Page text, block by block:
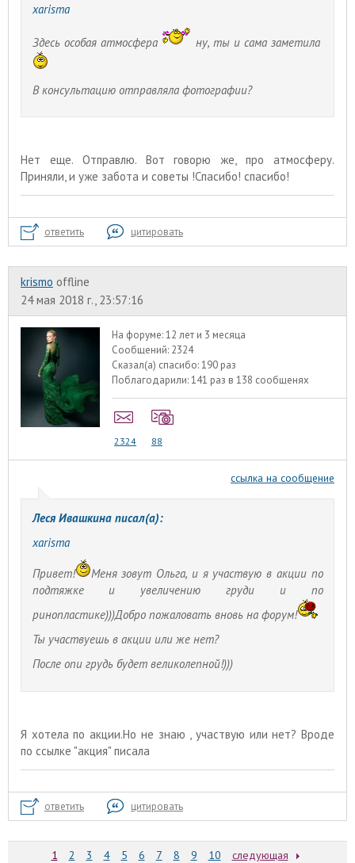
xarisma
Здесь особая атмосфера ну, ты и сама заметила
В консультацию отправляла фотографии?
Нет еще. Отправлю. Вот говорю же, про атмосферу.
Приняли, и уже забота и советы !Спасибо! спасибо!
ответить цитировать
krismo offline
24 мая 2018 г., 23:57:16
На форуме:12 лет и 3 месяца
Сообщений: 2324
Сказал(а) спасибо:190 раз
Поблагодарили:141 раз в 138 сообщенях
2324 88
ссылка на сообщение
Леся Ивашкина писал(а):
xarisma
Привет!
Меня зовут Ольга, и я участвую в акции по
подтяжке и увеличению груди и по
ринопластике)))Добро пожаловать вновь на форум!
Ты участвуешь в акции или же нет?
После опи грудь будет великолепной!)))
Я хотела по акции.Но не знаю , участвую или нет? Вроде
по ссылке "акция" писала
ответить цитировать
1 2 3 4 5 6 7 8 9 10
следующая